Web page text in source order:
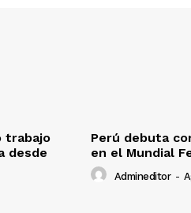
trabajo
desde
Perú debuta
en el Mundial
Admineditor -